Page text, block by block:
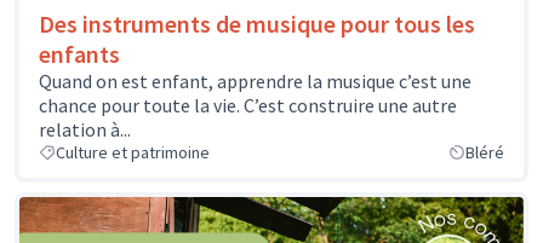
Des instruments de musique pour tous les
enfants
Quand on est enfant, apprendre la musique c’est une
chance pour toute la vie. C’est construire une autre
relation à...
Culture et patrimoine Bléré